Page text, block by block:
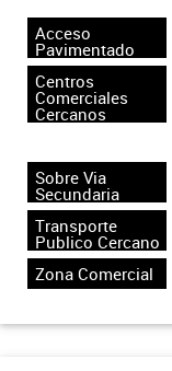
Acceso
Pavimentado
Centros
Comerciales
Cercanos
Sobre Via
Secundaria
Transporte
Publico Cercano
Zona Comercial